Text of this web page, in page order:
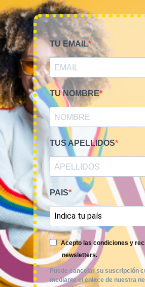
Smile Vintage es una empresa
trayectoria internacional que cuenta
experimentado y especializado en el
MI CUENTA
ACCESO A MI CUENTA
NOSOTROS
TIME TO SMILE
TU EMAIL
TU NOMBRE
TUS APELLIDOS
PAIS
Acepto las condiciones y
newsletters.
Puede cancelar su suscripción
mediante el enlace de nuestra